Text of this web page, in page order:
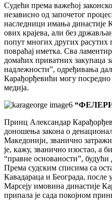
Судећи према важећој
независно од започетог
наследници имања династије
ових крајева, али без
попут многих других расутих
повраћај иметка. Сва
домаћих приватних закупаца
надлежности”, одређивања
Карађорђевићи могу посредно
медија.
Принц Александар
доношења закона о
Македонији, званично
је, кажу, званично изостао, а
“правне основаности”, будући
Према судским списима са
Кавадараца и Београда, после
Марсеју имовина династије
припала је сада покојном